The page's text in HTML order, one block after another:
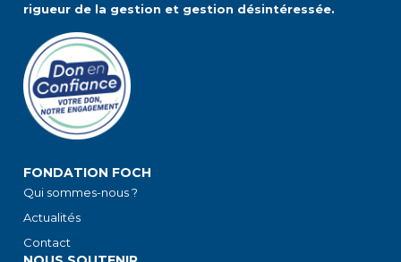
rigueur de la gestion et gestion désintéressée.
FONDATION FOCH
Qui sommes-nous ?
Actualités
Contact